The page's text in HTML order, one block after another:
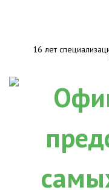
16 лет